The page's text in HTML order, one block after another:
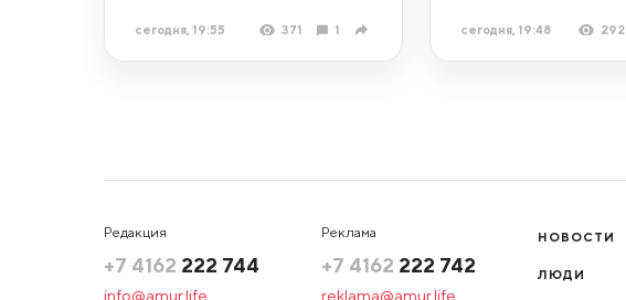
сегодня, 19:55 371 1 сегодня, 19:48 292
Редакция
+7 4162 222 744
info@amur.life
Реклама
+7 4162 222 742
reklama@amur.life
НОВОСТИ
ЛЮДИ